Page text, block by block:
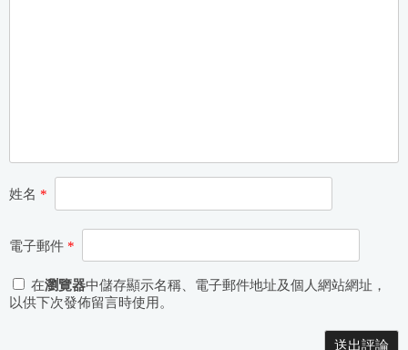
姓名 *
電子郵件 *
在瀏覽器中儲存顯示名稱、電子郵件地址及個人網站網址，
以供下次發佈留言時使用。